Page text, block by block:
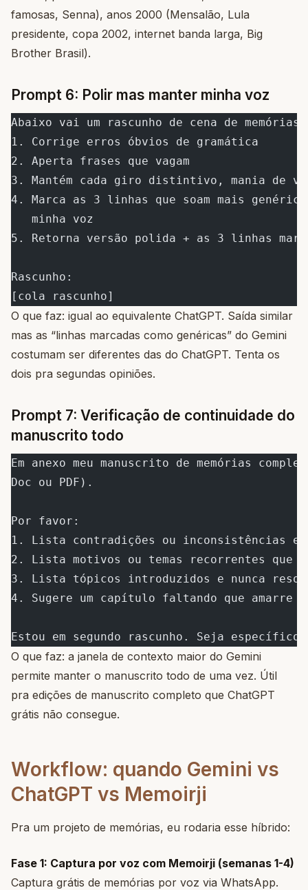
famosas, Senna), anos 2000 (Mensalão, Lula
presidente, copa 2002, internet banda larga, Big
Brother Brasil).
Prompt 6: Polir mas manter minha voz
Abaixo vai um rascunho de cena de
1. Corrige erros óbvios de gramática
2. Aperta frases que vagam
3. Mantém cada giro distintivo, mania de
4. Marca as 3 linhas que soam mais
   minha voz
5. Retorna versão polida + as 3 linhas
Rascunho:
[cola rascunho]
O que faz: igual ao equivalente ChatGPT. Saída similar
mas as “linhas marcadas como genéricas” do Gemini
costumam ser diferentes das do ChatGPT. Tenta os
dois pra segundas opiniões.
Prompt 7: Verificação de continuidade do
manuscrito todo
Em anexo meu manuscrito de memórias
Doc ou PDF).
Por favor:
1. Lista contradições ou inconsistências
2. Lista motivos ou temas recorrentes que
3. Lista tópicos introduzidos e nunca
4. Sugere um capítulo faltando que amarre
Estou em segundo rascunho. Seja específico.
O que faz: a janela de contexto maior do Gemini
permite manter o manuscrito todo de uma vez. Útil
pra edições de manuscrito completo que ChatGPT
grátis não consegue.
Workflow: quando Gemini vs
ChatGPT vs Memoirji
Pra um projeto de memórias, eu rodaria esse híbrido:
Fase 1: Captura por voz com Memoirji (semanas 1-4)
Captura grátis de memórias por voz via WhatsApp.